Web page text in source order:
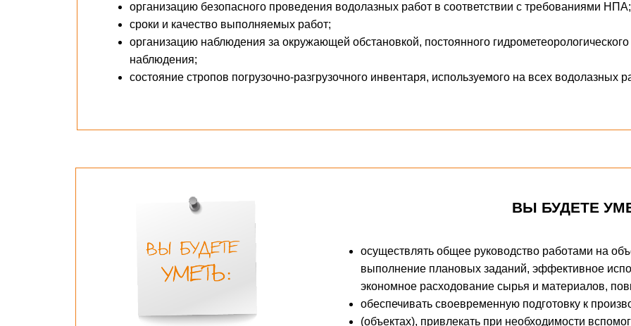
организацию безопасного проведения водолазных работ в соответствии с требованиями НПА;
сроки и качество выполняемых работ;
организацию наблюдения за окружающей обстановкой, постоянного гидрометеорологического
наблюдения;
состояние стропов погрузочно-разгрузочного инвентаря, используемого на всех водолазных
ВЫ БУДЕТЕ
осуществлять общее руководство работами на
выполнение плановых заданий, эффективное
экономное расходование сырья и материалов,
обеспечивать своевременную подготовку к
(объектах), привлекать при необходимости